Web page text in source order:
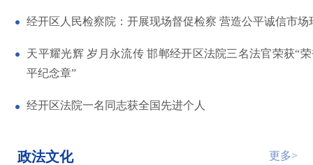
经开区人民检察院：开展现场督促检察 营造公平诚信市场
天平耀光辉 岁月永流传 邯郸经开区法院三名法官荣获“
平纪念章”
经开区法院一名同志获全国先进个人
政法文化 更多>